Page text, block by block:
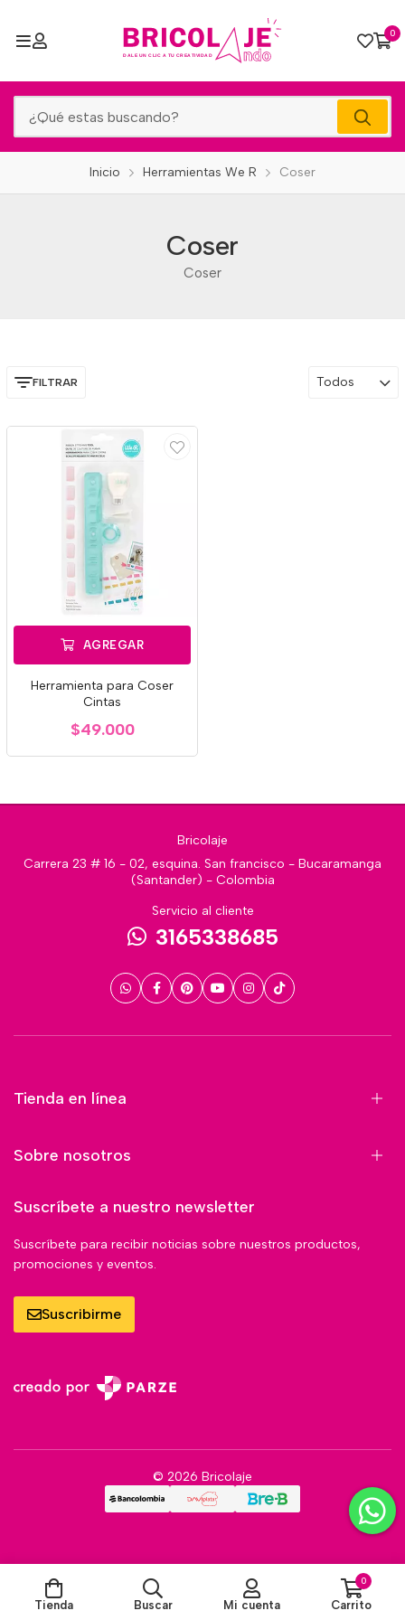
0
Inicio Herramientas We R Coser
Coser
Coser
FILTRAR Todos
AGREGAR
Herramienta para Coser
Cintas
$49.000
Bricolaje
Carrera 23 # 16 - 02, esquina. San francisco - Bucaramanga
(Santander) - Colombia
Servicio al cliente
3165338685
Tienda en línea
Sobre nosotros
Suscríbete a nuestro newsletter
Suscríbete para recibir noticias sobre nuestros productos,
promociones y eventos.
Suscribirme
© 2026 Bricolaje
Tienda Buscar Mi cuenta
0
Carrito